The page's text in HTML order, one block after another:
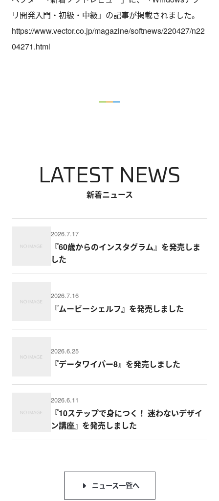
リ開発入門・初級・中級」の記事が掲載されました。
https://www.vector.co.jp/magazine/softnews/220427/n22
04271.html
新着ニュース
LATEST NEWS
2026.7.17
『60歳からのインスタグラム』を発売しま
した
2026.7.16
『ムービーシェルフ』を発売しました
2026.6.25
『データワイパー8』を発売しました
2026.6.11
『10ステップで身につく！ 迷わないデザイ
ン講座』を発売しました
ニュース一覧へ